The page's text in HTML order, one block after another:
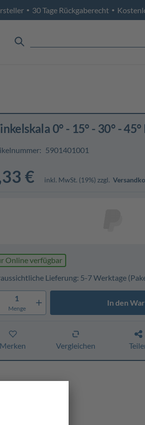
• 30 Tage Rückgaberecht •
0° - 15° - 30° -
5901401001
€ inkl. MwSt. (19%) zzgl.
Online verfügbar
Lieferung: 5-7 Werktage
1
Menge
In den
Merken Vergleichen